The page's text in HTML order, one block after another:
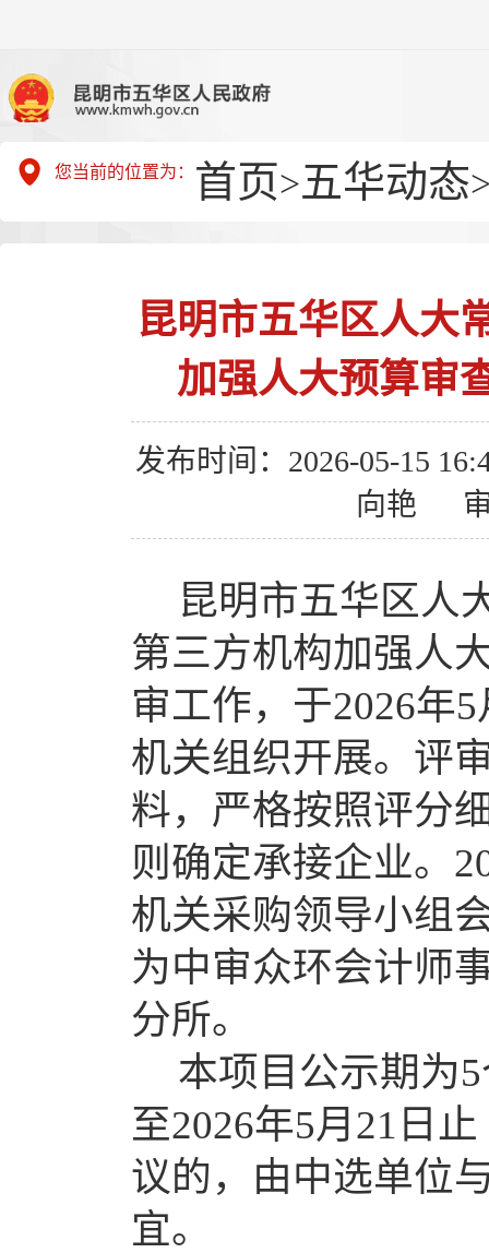
您当前的位置为： 首页>五华动态
昆明市五华区人大
加强人大预算审
发布时间：2026-05-15
向艳
昆明市五华区人
第三方机构加强人
审工作， 于2026年5
机关组织开展。评
料，严格按照评分
则确定承接企业。
机关采购领导小组
为中审众环会计师
分所。
本项目 公示期为5
至2026年5月 21 日
议的， 由中选单位
宜。